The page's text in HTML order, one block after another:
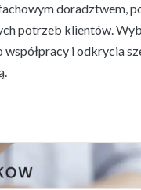
doradztwem,
potrzeb klientów.
współpracy i odkrycia